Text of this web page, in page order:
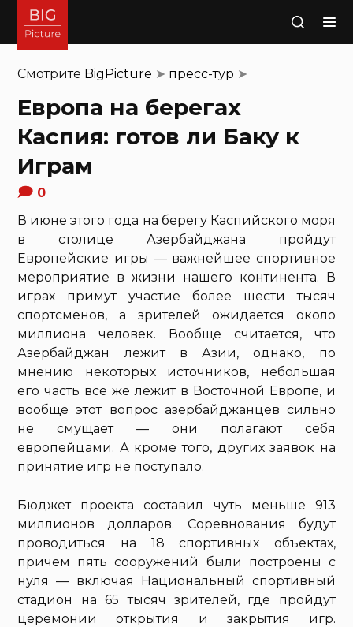
Поиск
Смотрите BigPicture ➤ пресс-тур ➤
Европа на берегах
Каспия: готов ли Баку к
Играм
0
В июне этого года на берегу Каспийского моря
в столице Азербайджана пройдут
Европейские игры — важнейшее спортивное
мероприятие в жизни нашего континента. В
играх примут участие более шести тысяч
спортсменов, а зрителей ожидается около
миллиона человек. Вообще считается, что
Азербайджан лежит в Азии, однако, по
мнению некоторых источников, небольшая
его часть все же лежит в Восточной Европе, и
вообще этот вопрос азербайджанцев сильно
не смущает — они полагают себя
европейцами. А кроме того, других заявок на
принятие игр не поступало.
Бюджет проекта составил чуть меньше 913
миллионов долларов. Соревнования будут
проводиться на 18 спортивных объектах,
причем пять сооружений были построены с
нуля — включая Национальный спортивный
стадион на 65 тысяч зрителей, где пройдут
церемонии открытия и закрытия игр.